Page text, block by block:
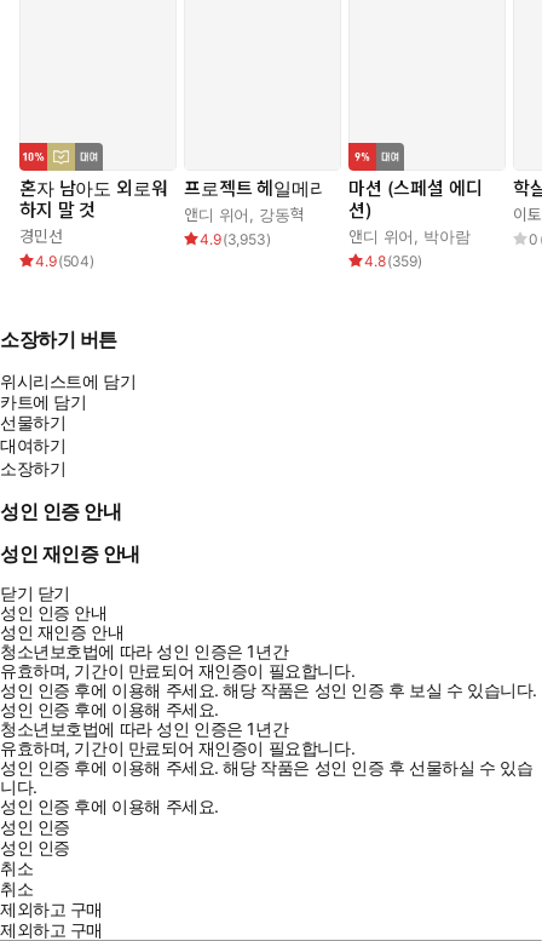
혼자 남아도 외로워
하지 말 것
경민선
4.9(504)
프로젝트 헤일메리
앤디 위어, 강동혁
4.9(3,953)
마션 (스페셜 에디
션)
앤디 위어, 박아람
4.8(359)
학
이
0
소장하기 버튼
위시리스트에 담기
카트에 담기
선물하기
대여하기
소장하기
성인 인증 안내
성인 재인증 안내
닫기 닫기
성인 인증 안내
성인 재인증 안내
청소년보호법에 따라 성인 인증은 1년간
유효하며, 기간이 만료되어 재인증이 필요합니다.
성인 인증 후에 이용해 주세요.해당 작품은 성인 인증 후 보실 수 있습니다.
성인 인증 후에 이용해 주세요.
청소년보호법에 따라 성인 인증은 1년간
유효하며, 기간이 만료되어 재인증이 필요합니다.
성인 인증 후에 이용해 주세요.해당 작품은 성인 인증 후 선물하실 수 있습
니다.
성인 인증 후에 이용해 주세요.
성인 인증
성인 인증
취소
취소
제외하고 구매
제외하고 구매